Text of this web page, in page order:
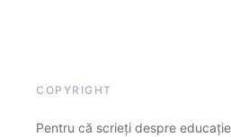
COPYRIGHT
Pentru că scrieți despre